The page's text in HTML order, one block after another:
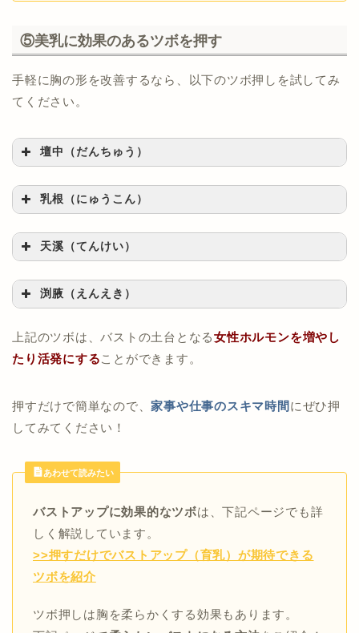
>>自分にあったナイトブラの選び方
>>離れ乳改善に効くナイトブラの選び方
>>授乳中のナイトブラの選び方
>>妊娠中・産後のナイトブラの選び方
>>40代〜50代からのナイトブラの選び方
>>昼間につけていいナイトブラの条件
>>ゆるいナイトブラの注意点
⑤美乳に効果のあるツボを押す
手軽に胸の形を改善するなら、以下のツボ押しを試してみ
てください。
壇中（だんちゅう）
女性ホルモンの働きを促す効果
鎮痛安定作用
乳根（にゅうこん）
女性ホルモンの分泌量を増やす
乳首から指2本分下。
天溪（てんけい）
渕腋（えんえき）
栄養や女性ホルモン
上記のツボは、バストの土台となる女性ホルモンを増やし
たり活発にすることができます。
押すだけで簡単なので、家事や仕事のスキマ時間 にぜひ押
してみてください！
あわせて読みたい
バストアップに効果的なツボは、下記ページでも詳
しく解説しています。
>>押すだけでバストアップ（育乳）が期待できる
ツボを紹介
ツボ押しは胸を柔らかくする効果もあります。